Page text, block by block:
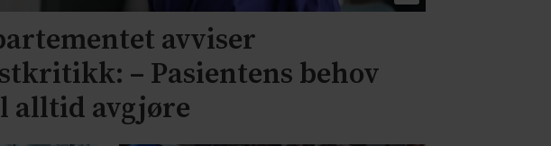
avviser
– Pasientens behov
alltid avgjøre